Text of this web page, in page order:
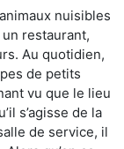
nuisibles
restaurant,
Au quotidien,
de petits
vu que le lieu
s’agisse de la
de service, il